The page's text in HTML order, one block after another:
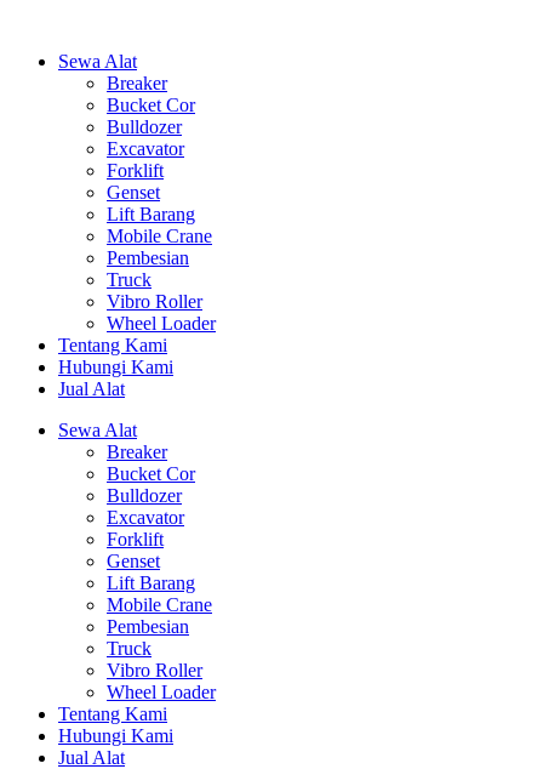
Sewa Alat
Breaker
Bucket Cor
Bulldozer
Excavator
Forklift
Genset
Lift Barang
Mobile Crane
Pembesian
Truck
Vibro Roller
Wheel Loader
Tentang Kami
Hubungi Kami
Jual Alat
Sewa Alat
Breaker
Bucket Cor
Bulldozer
Excavator
Forklift
Genset
Lift Barang
Mobile Crane
Pembesian
Truck
Vibro Roller
Wheel Loader
Tentang Kami
Hubungi Kami
Jual Alat